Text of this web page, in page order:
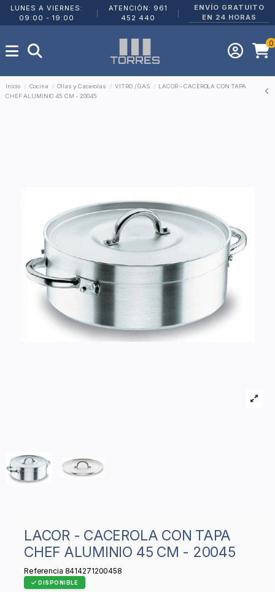
LUNES A VIERNES:
09:00 - 19:00
ATENCIÓN: 961
452 440
ENVÍO GRATUITO
EN 24 HORAS
0
Inicio Cocina Ollas y Cacerolas VITRO / GAS
LACOR - CACEROLA CON TAPA
CHEF ALUMINIO 45 CM - 20045
LACOR - CACEROLA CON TAPA
CHEF ALUMINIO 45 CM - 20045
Referencia 8414271200458
DISPONIBLE